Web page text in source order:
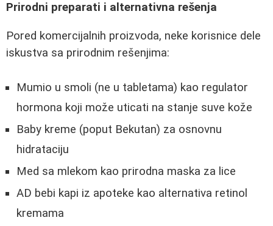
Prirodni preparati i alternativna rešenja
Pored komercijalnih proizvoda, neke korisnice dele
iskustva sa prirodnim rešenjima:
Mumio u smoli (ne u tabletama) kao regulator
hormona koji može uticati na stanje suve kože
Baby kreme (poput Bekutan) za osnovnu
hidrataciju
Med sa mlekom kao prirodna maska za lice
AD bebi kapi iz apoteke kao alternativa retinol
kremama